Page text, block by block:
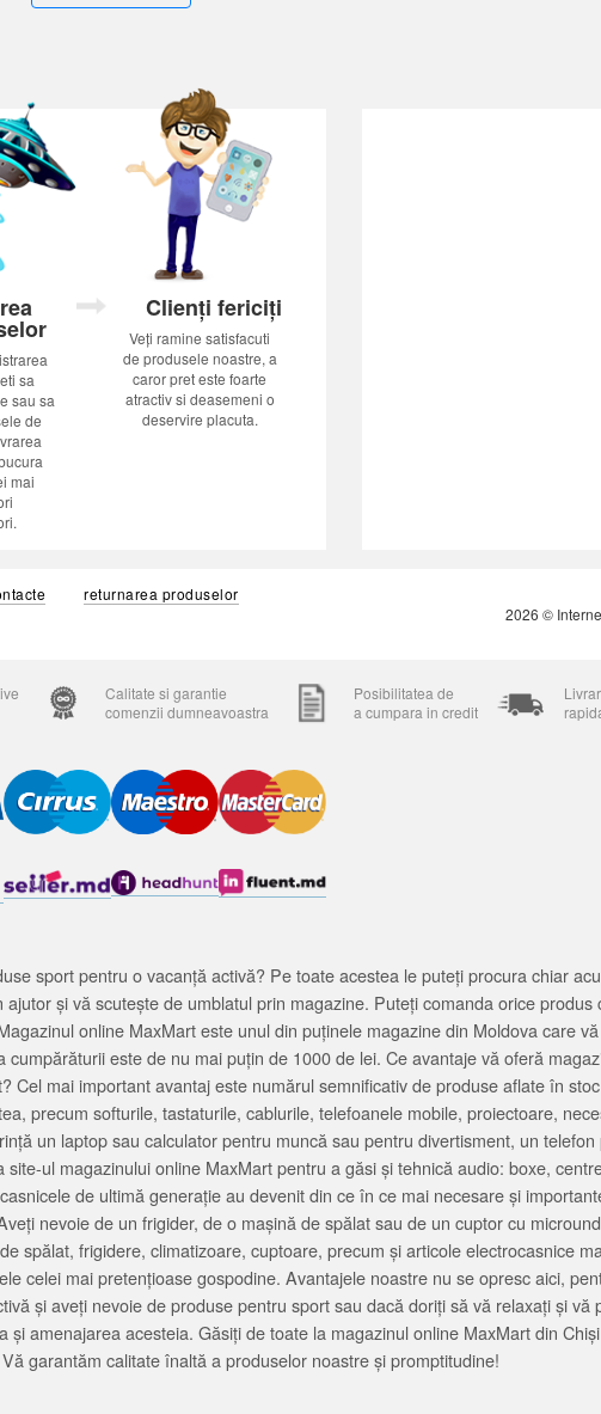
sa
sau sa
de
mai
Clienți fericiți
Veți ramine satisfacuti
de produsele noastre, a
caror pret este foarte
atractiv si deasemeni o
deservire placuta.
returnarea produselor
2026 ©
Calitate si garantie
comenzii dumneavoastra
Posibilitatea de
a cumpara in credit
sport pentru o vacanță activă? Pe toate acestea le puteți procura chiar
și vă scutește de umblatul prin magazine. Puteți comanda orice produs
online MaxMart este unul din puținele magazine din Moldova care
este de nu mai puțin de 1000 de lei. Ce avantaje vă oferă
Cel mai important avantaj este numărul semnificativ de produse aflate în
precum softurile, tastaturile, cablurile, telefoanele mobile, proiectoare,
un laptop sau calculator pentru muncă sau pentru divertisment, un
ul magazinului online MaxMart pentru a găsi și tehnică audio: boxe,
de ultimă generație au devenit din ce în ce mai necesare și
nevoie de un frigider, de o mașină de spălat sau de un cuptor cu
spălat, frigidere, climatizoare, cuptoare, precum și articole electrocasnice
celei mai pretențioase gospodine. Avantajele noastre nu se opresc aici,
și aveți nevoie de produse pentru sport sau dacă doriți să vă relaxați și vă
amenajarea acesteia. Găsiți de toate la magazinul online MaxMart din
garantăm calitate înaltă a produselor noastre și promptitudine!